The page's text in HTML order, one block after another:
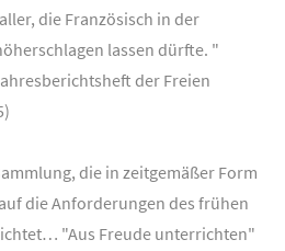
die Französisch in der
lassen dürfte. "
der Freien
die in zeitgemäßer Form
die Anforderungen des frühen
"Aus Freude unterrichten"